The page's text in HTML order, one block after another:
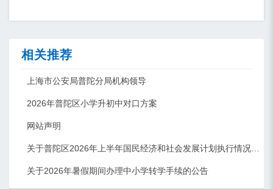
相关推荐
上海市公安局普陀分局机构领导
2026年普陀区小学升初中对口方案
网站声明
关于2026年暑假期间办理中小学转学手续的公告